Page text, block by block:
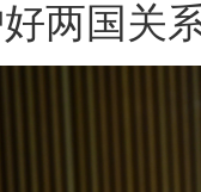
两国关